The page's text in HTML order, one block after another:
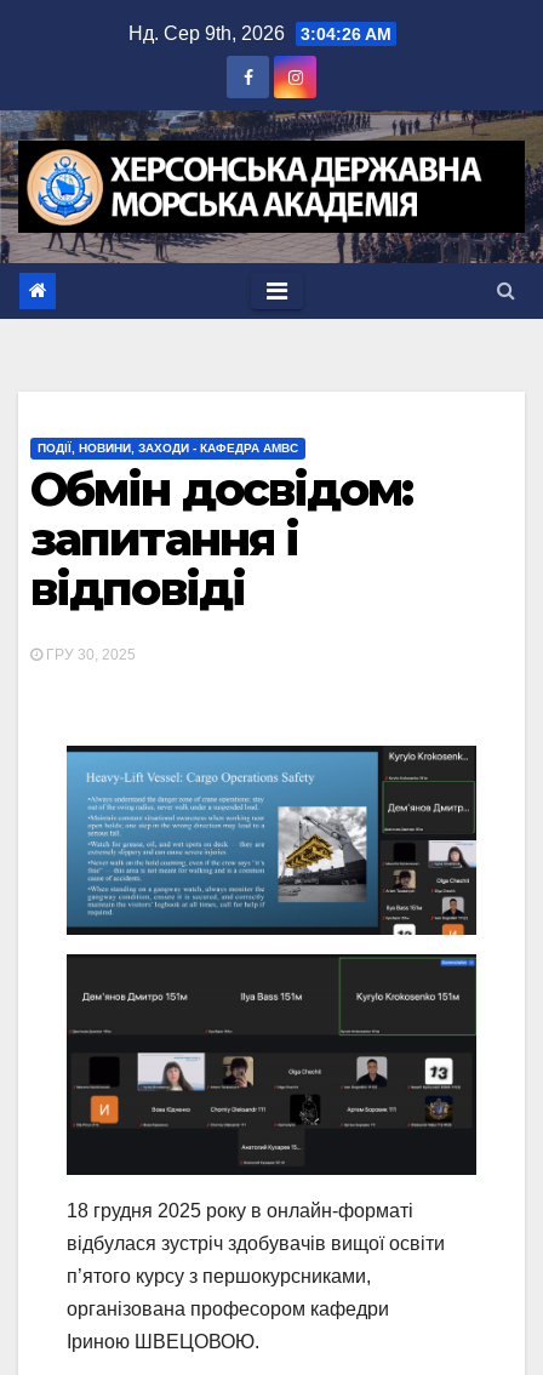
Нд. Сер 9th, 2026 3:04:26 AM
ПОДІЇ, НОВИНИ, ЗАХОДИ - КАФЕДРА АМВС
Обмін досвідом:
запитання і
відповіді
ГРУ 30, 2025
18 грудня 2025 року в онлайн-форматі
відбулася зустріч здобувачів вищої освіти
п’ятого курсу з першокурсниками,
організована професором кафедри
Іриною ШВЕЦОВОЮ.